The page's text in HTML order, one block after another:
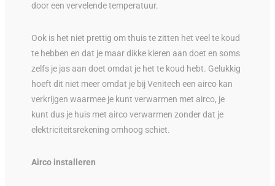
door een vervelende temperatuur.
Ook is het niet prettig om thuis te zitten het veel te koud
te hebben en dat je maar dikke kleren aan doet en soms
zelfs je jas aan doet omdat je het te koud hebt. Gelukkig
hoeft dit niet meer omdat je bij Venitech een airco kan
verkrijgen waarmee je kunt verwarmen met airco, je
kunt dus je huis met airco verwarmen zonder dat je
elektriciteitsrekening omhoog schiet.
Airco installeren